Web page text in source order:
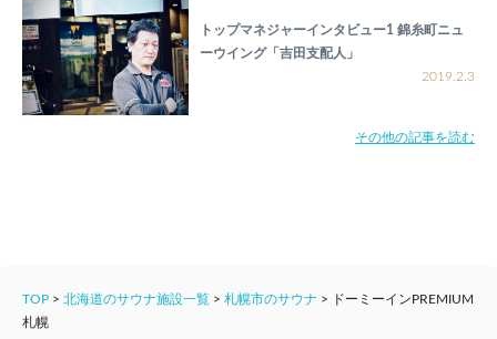
トップマネジャーインタビュー1 錦糸町ニュ
ーウイング「吉田支配人」
2019.2.3
その他の記事を読む
TOP > 北海道のサウナ施設一覧 > 札幌市のサウナ >
ドーミーインPREMIUM
札幌